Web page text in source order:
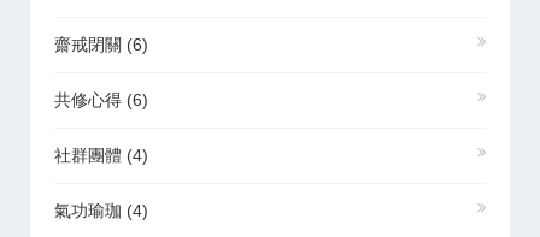
齋戒閉關 (6)
共修心得 (6)
社群團體 (4)
氣功瑜珈 (4)